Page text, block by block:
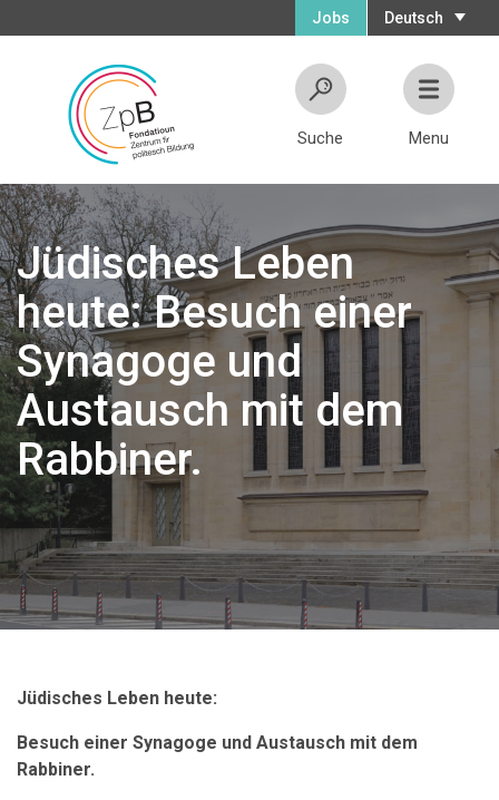
Deutsch
Jobs
Suche Menu
Jüdisches Leben
heute: Besuch einer
Synagoge und
Austausch mit dem
Rabbiner.
Jüdisches Leben heute:
Besuch einer Synagoge und Austausch mit dem
Rabbiner.